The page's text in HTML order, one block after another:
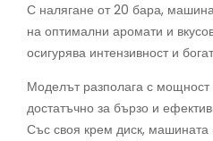
С налягане от 20 бара,
на оптимални аромати и
осигурява интензивност и
Моделът разполага с мощност
достатъчно за бързо и
Със своя крем диск, машината